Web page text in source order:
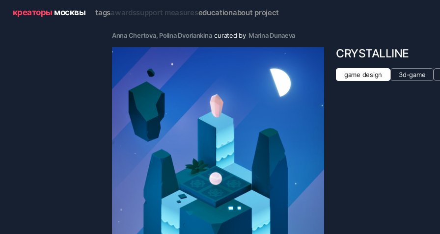
креаторы москвы tagsawardssupport measureseducationabout project
Anna Chertova, Polina Dvoriankina curated by Marina Dunaeva
CRYSTALLINE
game design 3d-game